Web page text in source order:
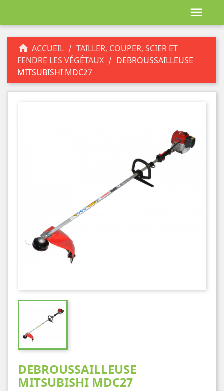

 ACCUEIL
TAILLER, COUPER, SCIER ET
FENDRE LES VÉGÉTAUX
DEBROUSSAILLEUSE
MITSUBISHI MDC27
DEBROUSSAILLEUSE
MITSUBISHI MDC27